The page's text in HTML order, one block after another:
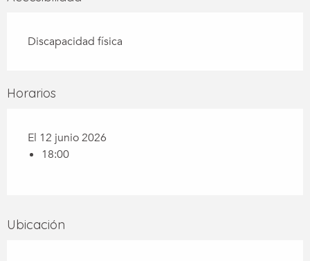
Discapacidad física
Horarios
El 12 junio 2026
18:00
Ubicación